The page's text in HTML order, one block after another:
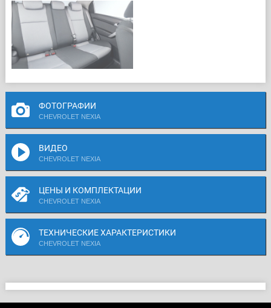
ФОТОГРАФИИ
CHEVROLET NEXIA
ВИДЕО
CHEVROLET NEXIA
ЦЕНЫ И КОМПЛЕКТАЦИИ
CHEVROLET NEXIA
ТЕХНИЧЕСКИЕ ХАРАКТЕРИСТИКИ
CHEVROLET NEXIA